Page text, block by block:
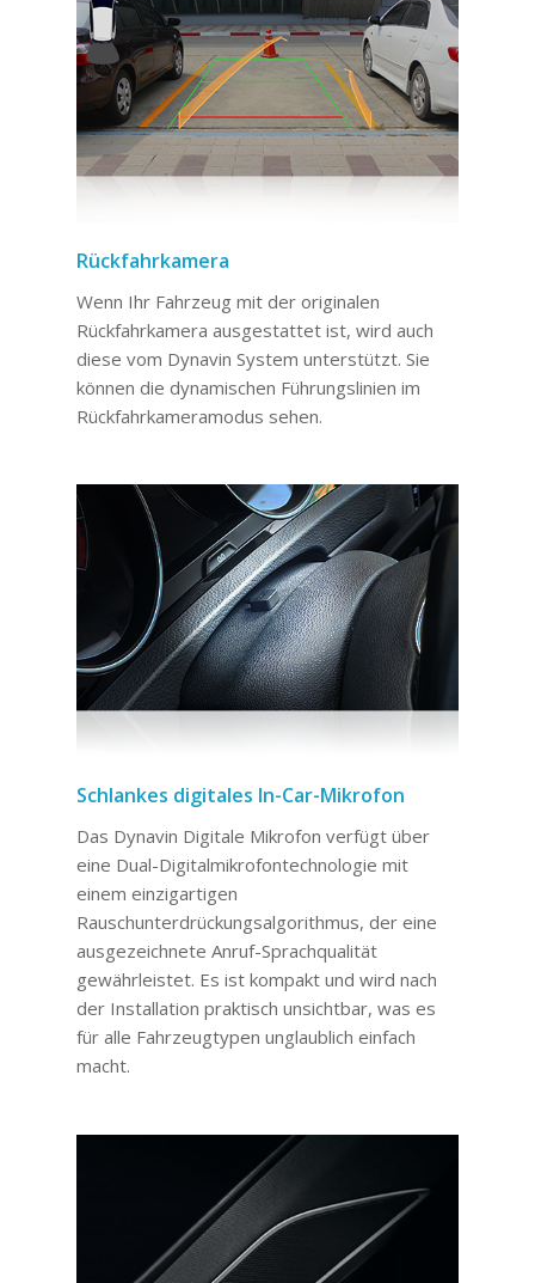
Rückfahrkamera
Wenn Ihr Fahrzeug mit der originalen
Rückfahrkamera ausgestattet ist, wird auch
diese vom Dynavin System unterstützt. Sie
können die dynamischen Führungslinien im
Rückfahrkameramodus sehen.
Schlankes digitales In-Car-Mikrofon
Das Dynavin Digitale Mikrofon verfügt über
eine Dual-Digitalmikrofontechnologie mit
einem einzigartigen
Rauschunterdrückungsalgorithmus, der eine
ausgezeichnete Anruf-Sprachqualität
gewährleistet. Es ist kompakt und wird nach
der Installation praktisch unsichtbar, was es
für alle Fahrzeugtypen unglaublich einfach
macht.